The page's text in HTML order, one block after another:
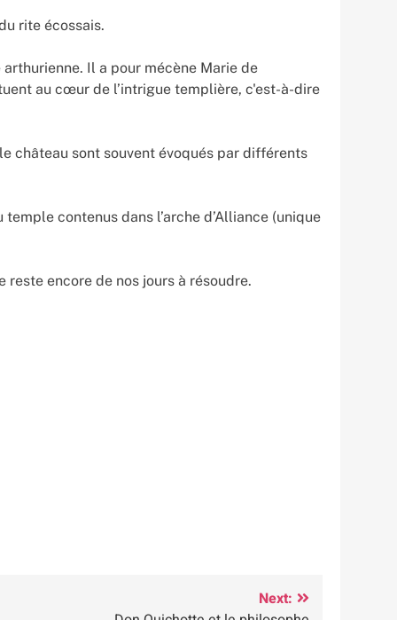
rite écossais.
Il a pour mécène Marie de
au cœur de l’intrigue templière, c'est-à-dire
château sont souvent évoqués par différents
contenus dans l’arche d’Alliance (unique
reste encore de nos jours à résoudre.
Next: